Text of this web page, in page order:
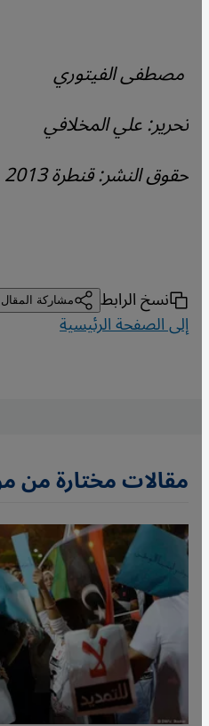
مصطفى الفيتوري
تحرير: علي المخلافي
حقوق النشر: قنطرة 2013
نسخ الرابط مشاركة المقال
إلى الصفحة الرئيسية
مقالات مختارة من